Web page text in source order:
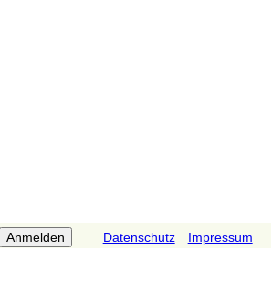
Datenschutz Impressum